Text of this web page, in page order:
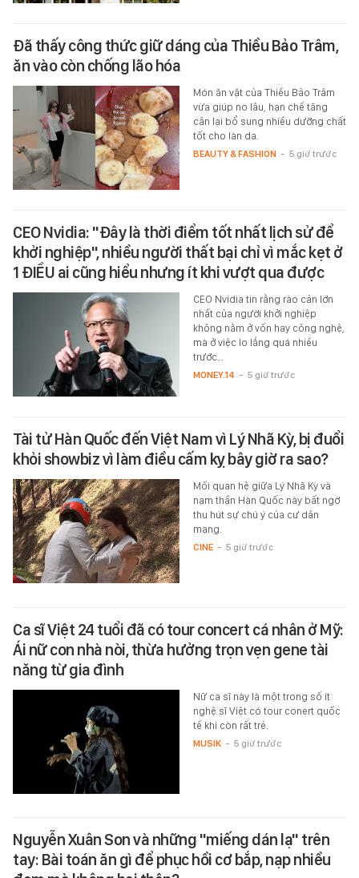
Đã thấy công thức giữ dáng của Thiều Bảo Trâm,
ăn vào còn chống lão hóa
Món ăn vặt của Thiều Bảo Trâm
vừa giúp no lâu, hạn chế tăng
cân lại bổ sung nhiều dưỡng chất
tốt cho làn da.
BEAUTY & FASHION - 5 giờ trước
CEO Nvidia: "Đây là thời điểm tốt nhất lịch sử để
khởi nghiệp", nhiều người thất bại chỉ vì mắc kẹt ở
1 ĐIỀU ai cũng hiểu nhưng ít khi vượt qua được
CEO Nvidia tin rằng rào cản lớn
nhất của người khởi nghiệp
không nằm ở vốn hay công nghệ,
mà ở việc lo lắng quá nhiều
trước…
MONEY.14 - 5 giờ trước
Tài tử Hàn Quốc đến Việt Nam vì Lý Nhã Kỳ, bị đuổi
khỏi showbiz vì làm điều cấm kỵ bây giờ ra sao?
Mối quan hệ giữa Lý Nhã Kỳ và
nam thần Hàn Quốc này bất ngờ
thu hút sự chú ý của cư dân
mạng.
CINE - 5 giờ trước
Ca sĩ Việt 24 tuổi đã có tour concert cá nhân ở Mỹ:
Ái nữ con nhà nòi, thừa hưởng trọn vẹn gene tài
năng từ gia đình
Nữ ca sĩ này là một trong số ít
nghệ sĩ Việt có tour conert quốc
tế khi còn rất trẻ.
MUSIK - 5 giờ trước
Nguyễn Xuân Son và những "miếng dán lạ" trên
tay: Bài toán ăn gì để phục hồi cơ bắp, nạp nhiều